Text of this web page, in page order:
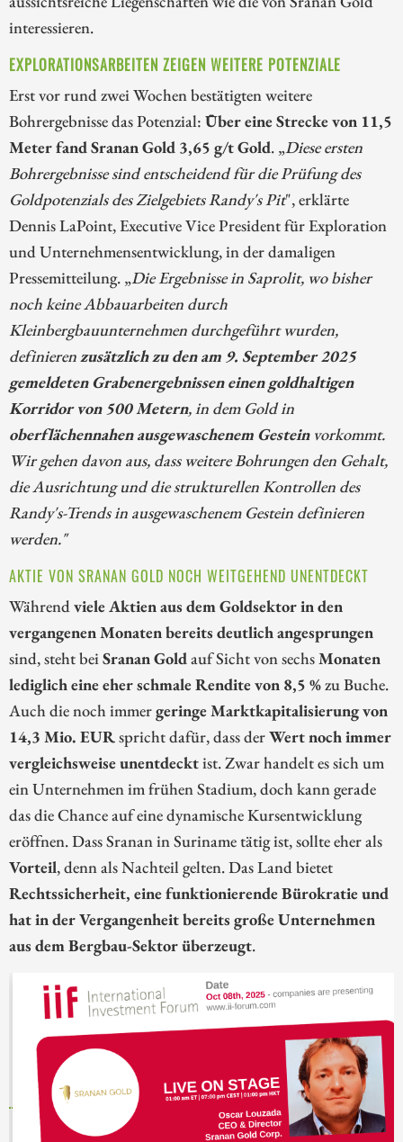
interessieren.
EXPLORATIONSARBEITEN ZEIGEN WEITERE POTENZIALE
Erst vor rund zwei Wochen bestätigten weitere
Bohrergebnisse das Potenzial: Über eine Strecke von 11,5
Meter fand Sranan Gold 3,65 g/t Gold. „Diese ersten
Bohrergebnisse sind entscheidend für die Prüfung des
Goldpotenzials des Zielgebiets Randy's Pit", erklärte
Dennis LaPoint, Executive Vice President für Exploration
und Unternehmensentwicklung, in der damaligen
Pressemitteilung. „Die Ergebnisse in Saprolit, wo bisher
noch keine Abbauarbeiten durch
Kleinbergbauunternehmen durchgeführt wurden,
definierenzusätzlich zu den am 9. September 2025
gemeldeten Grabenergebnissen einen goldhaltigen
Korridor von 500 Metern, in dem Gold in
oberflächennahen ausgewaschenem Gestein vorkommt.
Wir gehen davon aus, dass weitere Bohrungen den Gehalt,
die Ausrichtung und die strukturellen Kontrollen des
Randy's-Trends in ausgewaschenem Gestein definieren
werden."
AKTIE VON SRANAN GOLD NOCH WEITGEHEND UNENTDECKT
Währendviele Aktien aus dem Goldsektor in den
vergangenen Monaten bereits deutlich angesprungen
sind, steht beiSranan Goldauf Sicht von sechsMonaten
lediglich eine eher schmale Rendite von 8,5 %zu Buche.
Auch die noch immergeringe Marktkapitalisierung von
14,3 Mio. EURspricht dafür, dass derWert noch immer
vergleichsweise unentdecktist. Zwar handelt es sich um
ein Unternehmen im frühen Stadium, doch kann gerade
das die Chance auf eine dynamische Kursentwicklung
eröffnen. Dass Sranan in Suriname tätig ist, sollte eher als
Vorteil, denn als Nachteil gelten. Das Land bietet
Rechtssicherheit, eine funktionierende Bürokratie und
hat in der Vergangenheit bereits große Unternehmen
aus dem Bergbau-Sektor überzeugt.